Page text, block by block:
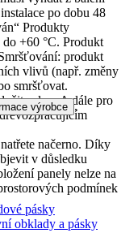
po dobu 48
Produkty
+60 °C. Produkt
produkt
vlivů (např. změny
smršťovat.
celou. A dále pro
načerno. Díky
v důsledku
panely nelze na
podmínek
výrobce .
pásky
obklady a pásky